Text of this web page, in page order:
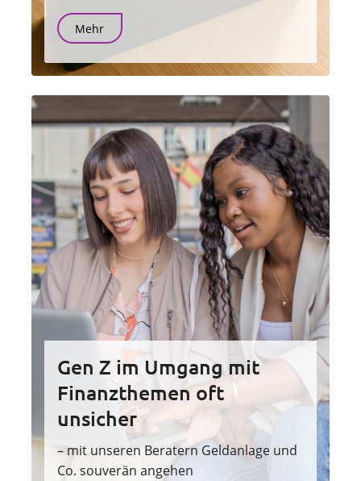
Mehr
Gen Z im Umgang mit
Finanzthemen oft
unsicher
– mit unseren Beratern Geldanlage und
Co. souverän angehen